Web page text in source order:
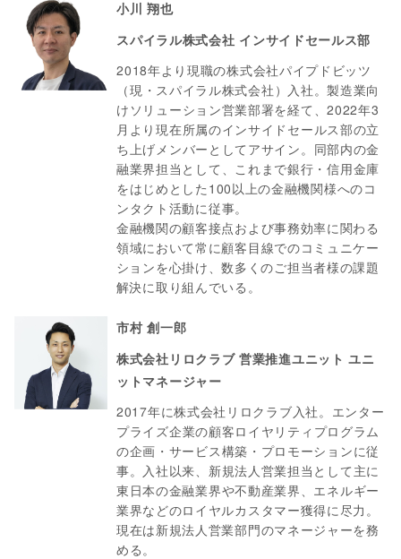
小川 翔也
スパイラル株式会社 インサイドセールス部
2018年より現職の株式会社パイプドビッツ
（現・スパイラル株式会社）入社。製造業向
けソリューション営業部署を経て、2022年3
月より現在所属のインサイドセールス部の立
ち上げメンバーとしてアサイン。同部内の金
融業界担当として、これまで銀行・信用金庫
をはじめとした100以上の金融機関様へのコ
ンタクト活動に従事。
金融機関の顧客接点および事務効率に関わる
領域において常に顧客目線でのコミュニケー
ションを心掛け、数多くのご担当者様の課題
解決に取り組んでいる。
市村 創一郎
株式会社リロクラブ 営業推進ユニット ユニ
ットマネージャー
2017年に株式会社リロクラブ入社。エンター
プライズ企業の顧客ロイヤリティプログラム
の企画・サービス構築・プロモーションに従
事。入社以来、新規法人営業担当として主に
東日本の金融業界や不動産業界、エネルギー
業界などのロイヤルカスタマー獲得に尽力。
現在は新規法人営業部門のマネージャーを務
める。